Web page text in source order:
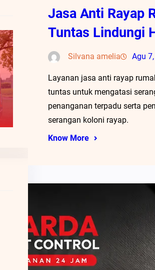
Jasa Anti Rayap
Tuntas Lindungi
Silvana amelia Agu
Layanan jasa anti rayap
tuntas untuk mengatasi
penanganan terpadu serta
serangan koloni rayap.
Know More